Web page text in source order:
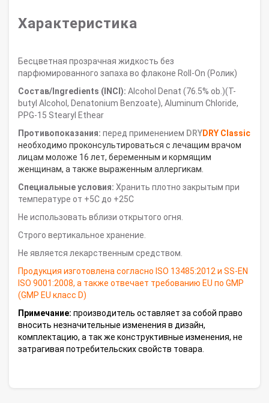
Характеристика
Бесцветная прозрачная жидкость без
парфюмированного запаха во флаконе Roll-On (Ролик)
Состав/Ingredients (INCI): Alcohol Denat (76.5% ob.)(T-
butyl Alcohol, Denatonium Benzoate), Aluminum Chloride,
PPG-15 Stearyl Ethear
Противопоказания: перед применением DRYDRY Classic
необходимо проконсультироваться с лечащим врачом
лицам моложе 16 лет, беременным и кормящим
женщинам, а также выраженным аллергикам.
Специальные условия: Хранить плотно закрытым при
температуре от +5С до +25С
Не использовать вблизи открытого огня.
Строго вертикальное хранение.
Не является лекарственным средством.
Продукция изготовлена согласно ISO 13485:2012 и SS-EN
ISO 9001:2008, а также отвечает требованию EU по GMP
(GMP EU класс D)
Примечание: производитель оставляет за собой право
вносить незначительные изменения в дизайн,
комплектацию, а так же конструктивные изменения, не
затрагивая потребительских свойств товара.